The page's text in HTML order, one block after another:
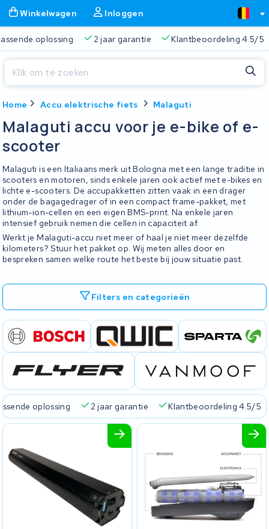
Winkelwagen Inloggen
oplossing 2 jaar garantie Klantbeoordeling 4.5/5
Home Accu elektrische fiets Malaguti
Malaguti accu voor je e-bike of e-
scooter
Malaguti is een Italiaans merk uit Bologna met een lange traditie in
scooters en motoren, sinds enkele jaren ook actief met e-bikes en
lichte e-scooters. De accupakketten zitten vaak in een drager
onder de bagagedrager of in een compact frame-pakket, met
lithium-ion-cellen en een eigen BMS-print. Na enkele jaren
intensief gebruik nemen die cellen in capaciteit af.
Werkt je Malaguti-accu niet meer of haal je niet meer dezelfde
kilometers? Stuur het pakket op. Wij meten alles door en
bespreken samen welke route het beste bij jouw situatie past.
Filters en categorieën
oplossing 2 jaar garantie Klantbeoordeling 4.5/5
Gratis verzending Altijd een passende oplossing 2
Sluiten
Begin te typen in de zoekbalk om te zoeken